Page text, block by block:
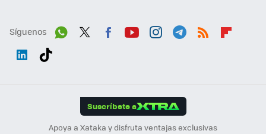
Síguenos
Suscríbete a
Apoya a Xataka y disfruta ventajas exclusivas